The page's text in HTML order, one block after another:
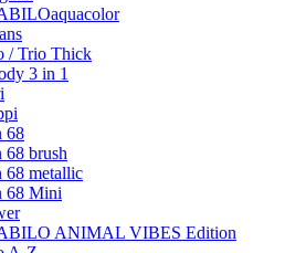
/ Trio Thick
3 in 1
68
68 brush
68 metallic
68 Mini
ANIMAL VIBES Edition